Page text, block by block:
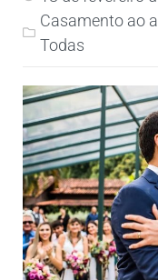
Casamento ao
Todas